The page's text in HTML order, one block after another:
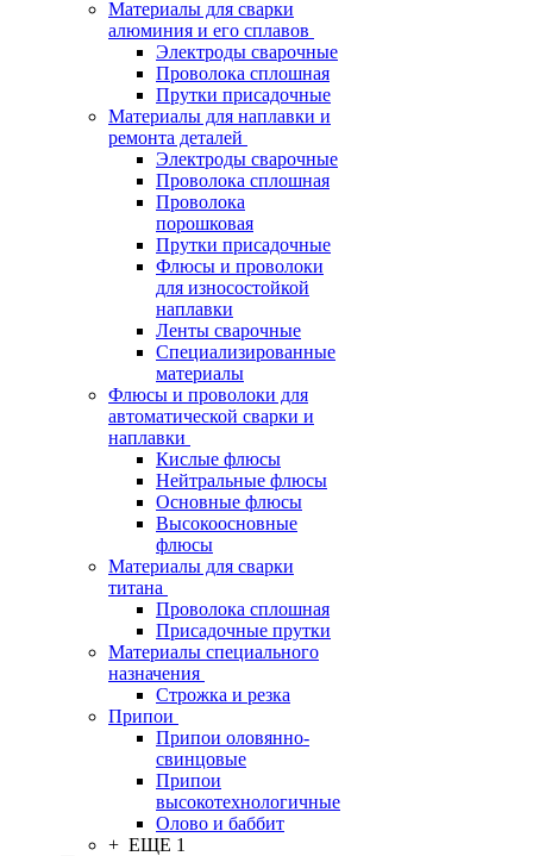
Материалы для сварки
алюминия и его сплавов
Электроды сварочные
Проволока сплошная
Прутки присадочные
Материалы для наплавки и
ремонта деталей
Электроды сварочные
Проволока сплошная
Проволока
порошковая
Прутки присадочные
Флюсы и проволоки
для износостойкой
наплавки
Ленты сварочные
Специализированные
материалы
Флюсы и проволоки для
автоматической сварки и
наплавки
Кислые флюсы
Нейтральные флюсы
Основные флюсы
Высокоосновные
флюсы
Материалы для сварки
титана
Проволока сплошная
Присадочные прутки
Материалы специального
назначения
Строжка и резка
Припои
Припои оловянно-
свинцовые
Припои
высокотехнологичные
Олово и баббит
+ ЕЩЕ 1